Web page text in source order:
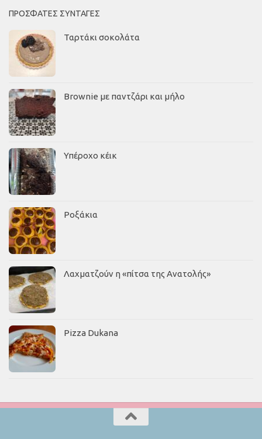
ΠΡΌΣΦΑΤΕΣ ΣΥΝΤΑΓΈΣ
Ταρτάκι σοκολάτα
Brownie με παντζάρι και μήλο
Υπέροχο κέικ
Ροξάκια
Λαχματζούν η «πίτσα της Ανατολής»
Pizza Dukana